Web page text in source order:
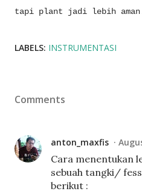
tapi plant jadi lebih
LABELS: INSTRUMENTASI
Comments
anton_maxfis
Cara menentukan
sebuah tangki/
berikut :